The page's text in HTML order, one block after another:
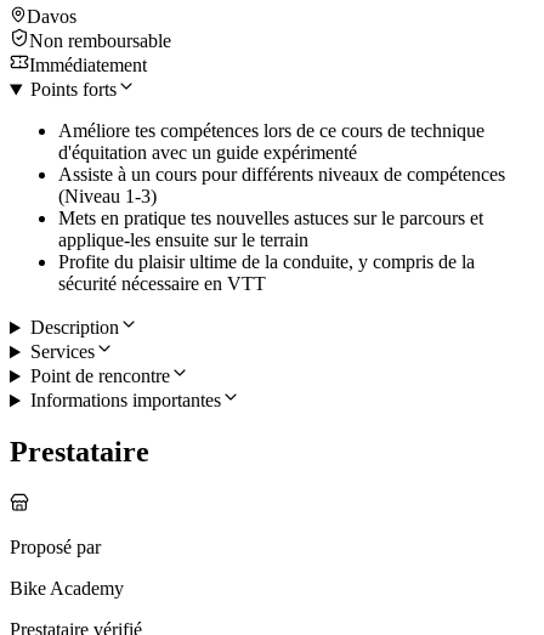
Davos
Non remboursable
Immédiatement
Points forts
Améliore tes compétences lors de ce cours de technique
d'équitation avec un guide expérimenté
Assiste à un cours pour différents niveaux de compétences
(Niveau 1-3)
Mets en pratique tes nouvelles astuces sur le parcours et
applique-les ensuite sur le terrain
Profite du plaisir ultime de la conduite, y compris de la
sécurité nécessaire en VTT
Description
Services
Point de rencontre
Informations importantes
Prestataire
Proposé par
Bike Academy
Prestataire vérifié